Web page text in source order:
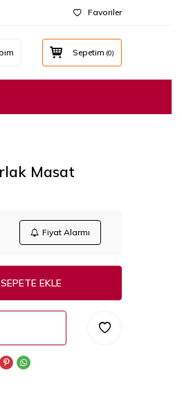
Favoriler
Sepetim (0)
Masat
Fiyat Alarmı
SEPETE EKLE